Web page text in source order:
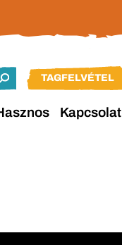
TAGFELVÉTEL
Kapcsolat